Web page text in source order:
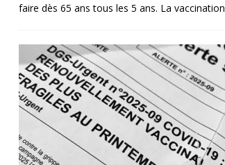
faire dès 65 ans tous les 5 ans. La vaccination